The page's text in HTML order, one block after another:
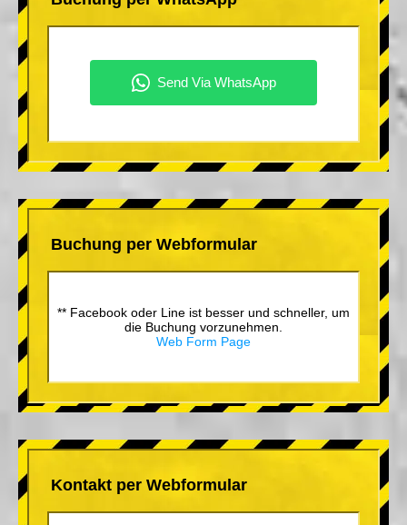
Buchung per Webformular
** Facebook oder Line ist besser und schneller, um
die Buchung vorzunehmen.
Web Form Page
Kontakt per Webformular